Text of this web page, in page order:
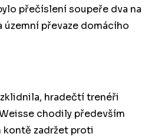
přečíslení soupeře dva na
územní převaze domácího
hradečtí trenéři
chodily především
kontě zadržet proti